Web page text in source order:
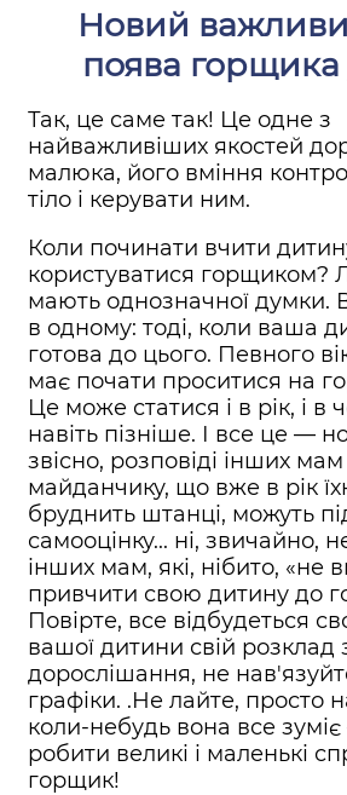
Новий
поява горщика
Так, це саме так! Це одне з
найважливіших якостей
малюка, його вміння
тіло і керувати ним.
Коли починати вчити
користуватися горщиком?
мають однозначної думки.
в одному: тоді, коли ваша
готова до цього. Певного
має почати проситися на
Це може статися і в рік, і в
навіть пізніше. І все це —
звісно, розповіді інших
майданчику, що вже в рік
бруднить штанці, можуть
самооцінку... ні, звичайно,
інших мам, які, нібито, «не
привчити свою дитину до
Повірте, все відбудеться
вашої дитини свій розклад
дорослішання, не
графіки. .Не лайте, просто
коли-небудь вона все зуміє
робити великі і маленькі
горщик!